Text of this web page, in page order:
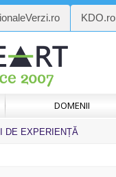
KDO.ro
DOMENII
DE EXPERIENȚĂ